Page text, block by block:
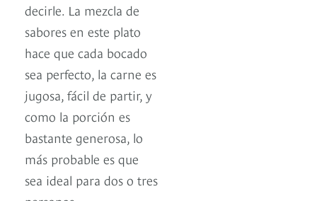
decirle. La mezcla de
sabores en este plato
hace que cada bocado
sea perfecto, la carne es
jugosa, fácil de partir, y
como la porción es
bastante generosa, lo
más probable es que
sea ideal para dos o tres